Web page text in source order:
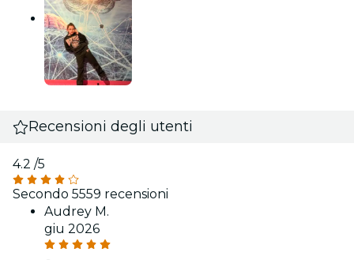
Recensioni degli utenti
4.2 /5
Secondo 5559 recensioni
Audrey M.
giu 2026